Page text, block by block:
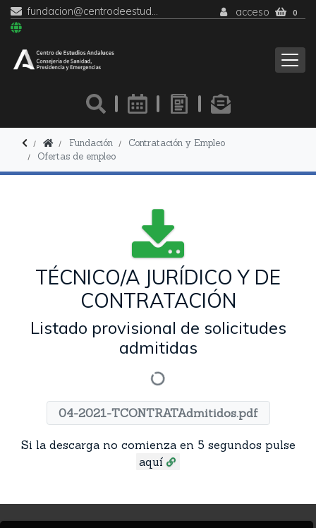
fundacion@centrodeestudiosandaluces.es acceso 0
Fundación
Contratación y Empleo
Ofertas de empleo
TÉCNICO/A JURÍDICO Y DE
CONTRATACIÓN
Listado provisional de solicitudes
admitidas
04-2021-TCONTRATAdmitidos.pdf
Si la descarga no comienza en 5 segundos pulse
aquí